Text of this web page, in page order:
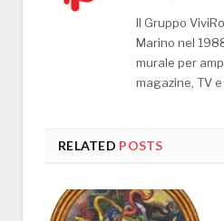
Il Gruppo
Marino nel
murale per
magazine, TV e
RELATED POSTS